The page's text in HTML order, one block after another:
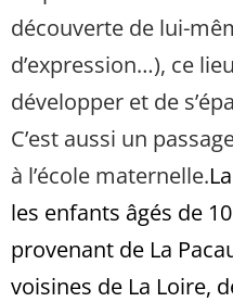
découverte de lui-
d’expression…), ce
développer et de
C’est aussi un
à l’école maternelle.
les enfants âgés de
provenant de La
voisines de La Loire,